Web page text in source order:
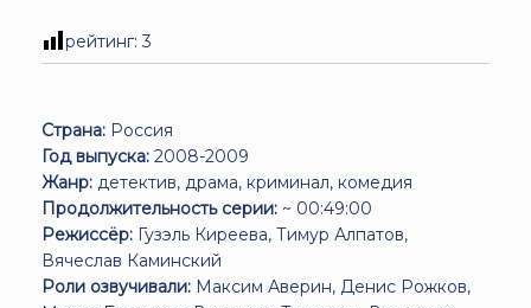
рейтинг:3
Страна: Россия
Год выпуска: 2008-2009
Жанр: детектив, драма, криминал, комедия
Продолжительность серии: ~ 00:49:00
Режиссёр: Гузэль Киреева, Тимур Алпатов,
Вячеслав Каминский
Роли озвучивали: Максим Аверин, Денис Рожков,